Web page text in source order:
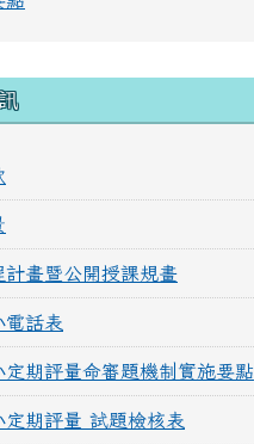
計畫暨公開授課規畫
電話表
定期評量命審題機制實施要點
定期評量 試題檢核表